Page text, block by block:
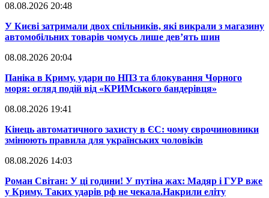
08.08.2026 20:48
​У Києві затримали двох спільників, які викрали з магазину
автомобільних товарів чомусь лише дев’ять шин
08.08.2026 20:04
Паніка в Криму, удари по НПЗ та блокування Чорного
моря: огляд подій від «КРИМського бандерівця»
08.08.2026 19:41
​Кінець автоматичного захисту в ЄС: чому єврочиновники
змінюють правила для українських чоловіків
08.08.2026 14:03
​Роман Світан: У ці години! У путіна жах: Мадяр і ГУР вже
у Криму. Таких ударів рф не чекала.Накрили еліту